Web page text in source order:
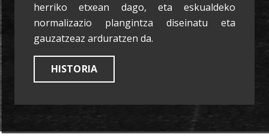
herriko etxean dago, eta eskualdeko
normalizazio plangintza diseinatu eta
gauzatzeaz arduratzen da.
HISTORIA